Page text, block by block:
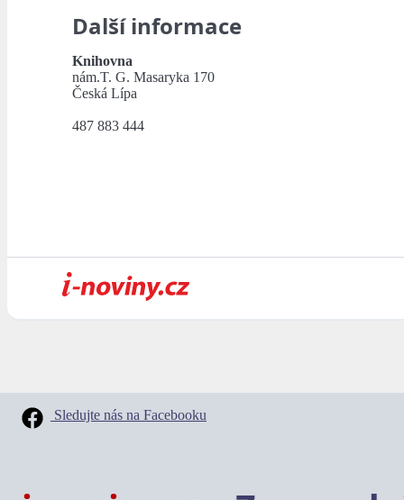
Další informace
Knihovna
nám.T. G. Masaryka 170
Česká Lípa
487 883 444
Sledujte nás na Facebooku